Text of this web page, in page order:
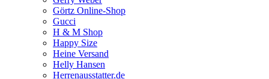
Görtz Online-Shop
Gucci
H & M Shop
Happy Size
Heine Versand
Helly Hansen
Herrenausstatter.de